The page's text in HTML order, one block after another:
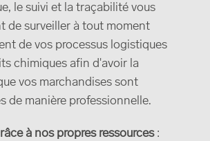
le suivi et la traçabilité vous
de surveiller à tout moment
de vos processus logistiques
chimiques afin d'avoir la
vos marchandises sont
de manière professionnelle.
à nos propres ressources: